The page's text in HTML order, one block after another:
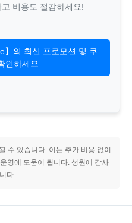
비용도 절감하세요!
】의 최신 프로모션 및 쿠
인하세요
수 있습니다. 이는 추가 비용 없이
영에 도움이 됩니다. 성원에 감사
다.